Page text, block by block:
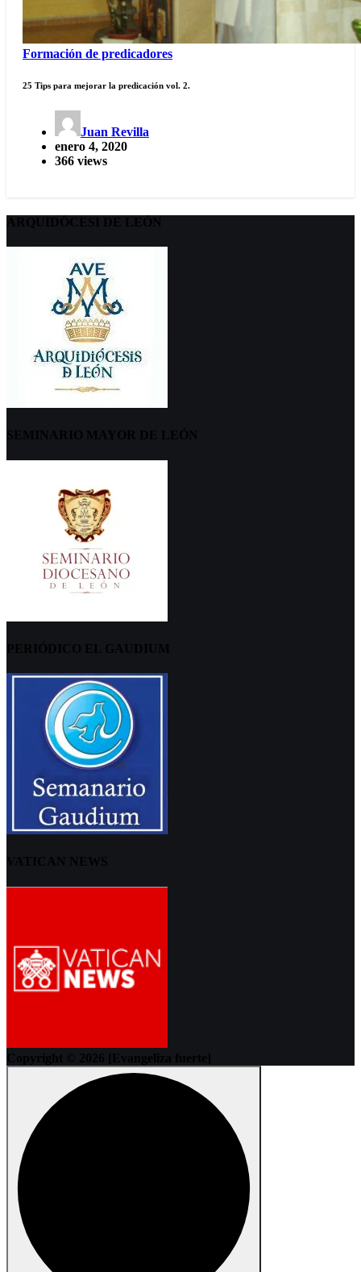
Formación de predicadores
25 Tips para mejorar la predicación vol. 2.
Juan Revilla
enero 4, 2020
366 views
ARQUIDÖCESI DE LEÓN
SEMINARIO MAYOR DE LEÓN
PERIÓDICO EL GAUDIUM
VATICAN NEWS
Copyright © 2026 [Evangeliza fuerte]